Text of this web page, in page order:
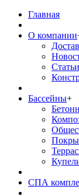
Главная
О компании
Статьи
Бассейны+
СПА